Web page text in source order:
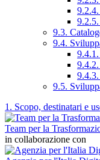
9.3.
9.4.
9.5.
1. Scopo, destinatari e
Team per la
in collaborazione con